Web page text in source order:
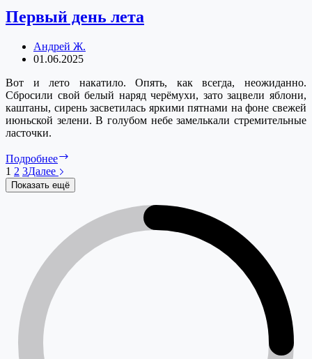
Первый день лета
Андрей Ж.
01.06.2025
Вот и лето накатило. Опять, как всегда, неожиданно.
Сбросили свой белый наряд черёмухи, зато зацвели яблони,
каштаны, сирень засветилась яркими пятнами на фоне свежей
июньской зелени. В голубом небе замелькали стремительные
ласточки.
Подробнее
лета
1 2 3Далее
Показать ещё